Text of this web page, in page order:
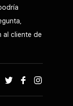
al cliente de